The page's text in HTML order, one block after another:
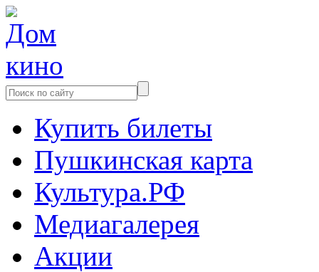
Купить билеты
Пушкинская карта
Культура.РФ
Медиагалерея
Акции